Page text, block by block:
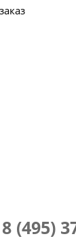
8 (495)